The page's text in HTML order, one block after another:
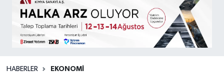
HABERLER EKONOMI
Borsa
Emlak
Borsa
Emlak